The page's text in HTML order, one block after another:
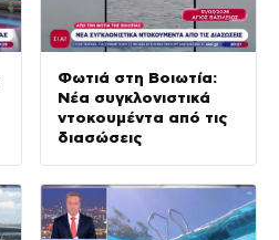
Φωτιά στη Βοιωτία:
Νέα συγκλονιστικά
ντοκουμέντα από τις
διασώσεις